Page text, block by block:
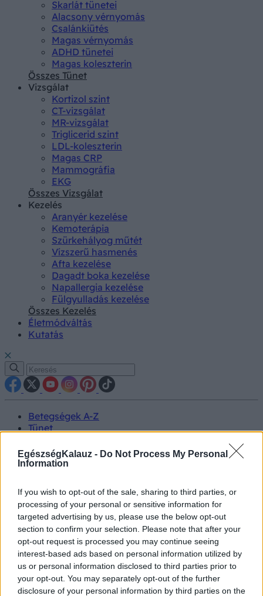
EgészségKalauz - Do Not Process My Personal
Information
If you wish to opt-out of the sale, sharing to third parties, or
processing of your personal or sensitive information for
targeted advertising by us, please use the below opt-out
section to confirm your selection. Please note that after your
opt-out request is processed you may continue seeing
interest-based ads based on personal information utilized by
us or personal information disclosed to third parties prior to
your opt-out. You may separately opt-out of the further
disclosure of your personal information by third parties on the
Skarlát tünetei
Alacsony vérnyomás
Csalánkiütés
Magas vérnyomás
ADHD tünetei
Magas koleszterin
Összes Tünet
Vizsgálat
Kortizol szint
CT-vizsgálat
MR-vizsgálat
Triglicerid szint
LDL-koleszterin
Magas CRP
Mammográfia
EKG
Összes Vizsgálat
Kezelés
Aranyér kezelése
Kemoterápia
Szürkehályog műtét
Vízszerű hasmenés
Afta kezelése
Dagadt boka kezelése
Napallergia kezelése
Fülgyulladás kezelése
Összes Kezelés
Életmódváltás
Kutatás
Betegségek A-Z
Tünet
Kezelés
Életmódváltás
Prevenció
Hírek
Videók
Kisállatok egészsége
#allergia #influenza
#cukorbetegség
#orvosmeteorológia#vérnyomás#stroke#rákbetegség
#pajzsmirigy#reflux#ekcéma#herpesz
Regisztráció